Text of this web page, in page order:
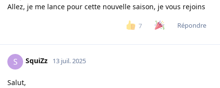
Allez, je me lance pour cette nouvelle saison, je vous rejoins
7 Répondre
S SquiZz 13 juil. 2025
Salut,